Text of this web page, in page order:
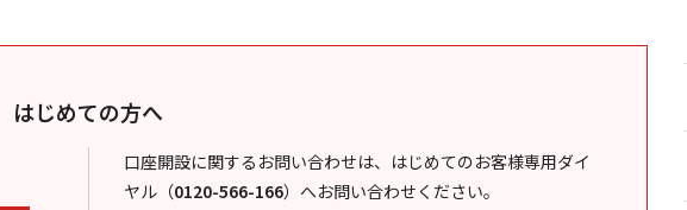
はじめての方へ
口座開設に関するお問い合わせは、はじめてのお客様専用ダイ
ヤル （0120-566-166） へお問い合わせください。